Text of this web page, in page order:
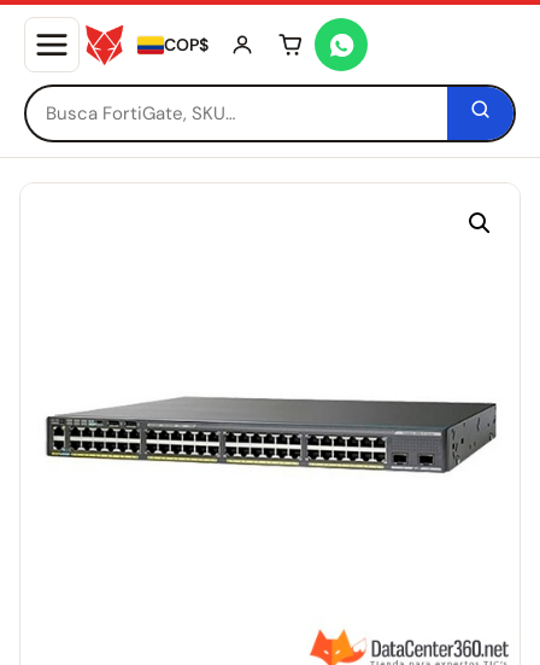
COP$ Tu carrito está vacío